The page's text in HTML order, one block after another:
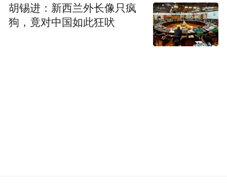
胡锡进：新西兰外长像只疯
狗，竟对中国如此狂吠